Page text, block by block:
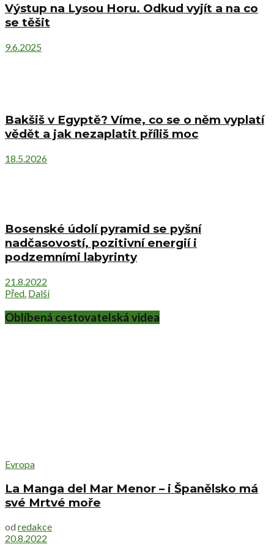
Výstup na Lysou Horu. Odkud vyjít a na co
se těšit
9.6.2025
Bakšiš v Egyptě? Víme, co se o něm vyplatí
vědět a jak nezaplatit příliš moc
18.5.2026
Bosenské údolí pyramid se pyšní
nadčasovostí, pozitivní energií i
podzemními labyrinty
21.8.2022
Před. Další
Oblíbená cestovatelská videa
Evropa
La Manga del Mar Menor – i Španělsko má
své Mrtvé moře
od redakce
20.8.2022